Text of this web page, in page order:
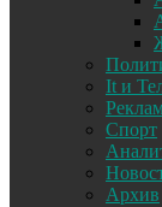
It и
Спорт
Архив